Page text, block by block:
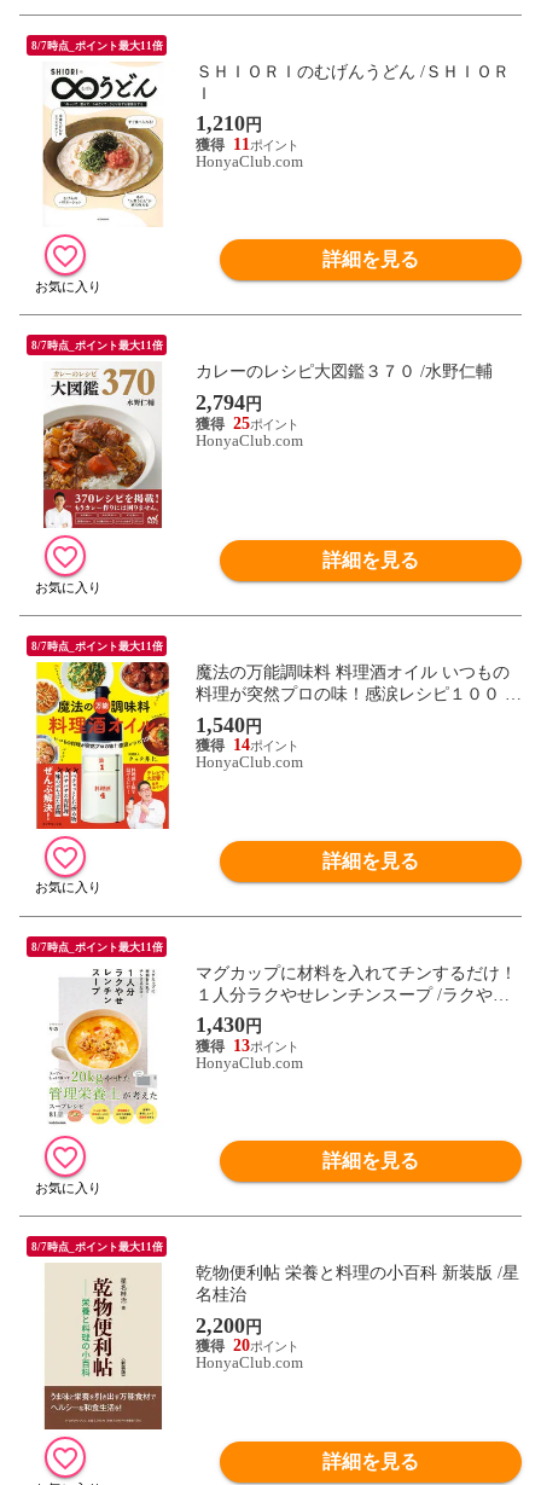
8/7時点_ポイント最大11倍
ＳＨＩＯＲＩのむげんうどん /ＳＨＩＯＲ
Ｉ
1,210円
11
HonyaClub.com
詳細を見る
8/7時点_ポイント最大11倍
カレーのレシピ大図鑑３７０ /水野仁輔
2,794円
25
HonyaClub.com
詳細を見る
8/7時点_ポイント最大11倍
魔法の万能調味料 料理酒オイル いつもの
料理が突然プロの味！感涙レシピ１００ /
クック井上。
1,540円
14
HonyaClub.com
詳細を見る
8/7時点_ポイント最大11倍
マグカップに材料を入れてチンするだけ！
１人分ラクやせレンチンスープ /ラクやせ
スープりの
1,430円
13
HonyaClub.com
詳細を見る
8/7時点_ポイント最大11倍
乾物便利帖 栄養と料理の小百科 新装版 /星
名桂治
2,200円
20
HonyaClub.com
詳細を見る